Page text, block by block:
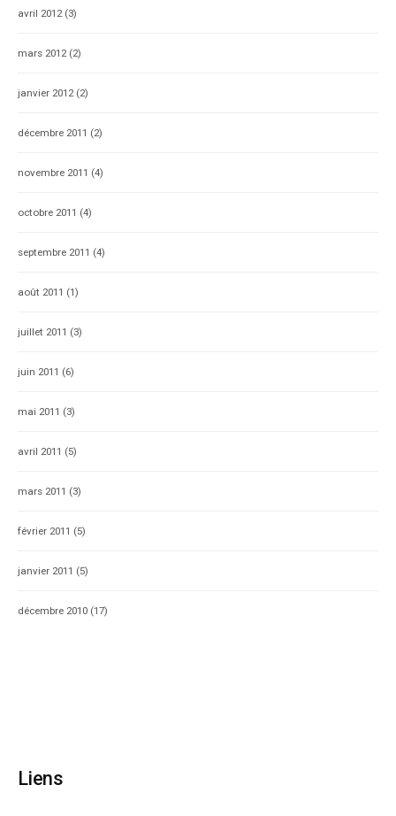
avril 2012(3)
mars 2012(2)
janvier 2012(2)
décembre 2011 (2)
novembre 2011 (4)
octobre 2011 (4)
septembre 2011 (4)
août 2011 (1)
juillet 2011 (3)
juin 2011 (6)
mai 2011 (3)
avril 2011 (5)
mars 2011 (3)
février 2011 (5)
janvier 2011 (5)
décembre 2010 (17)
Liens